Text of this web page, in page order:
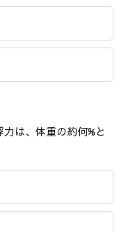
は、体重の約何%と